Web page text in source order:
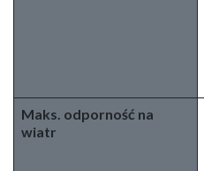
Maks. odporność na
wiatr